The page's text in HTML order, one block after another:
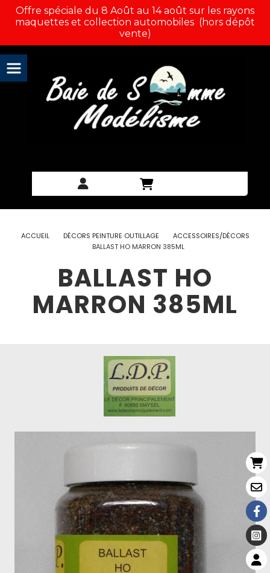
Offre spéciale du 8 Août au 14 août sur les rayons
maquettes et collection automobiles (hors dépôt
vente)
ACCUEIL DÉCORS PEINTURE OUTILLAGE
ACCESSOIRES/DÉCORS
BALLAST HO MARRON 385ML
BALLAST HO
MARRON 385ML
Panneau de gestion des cookies